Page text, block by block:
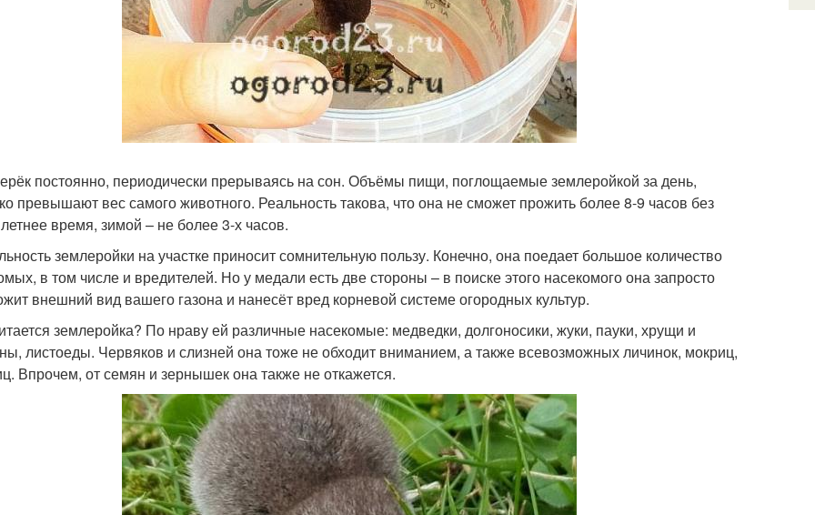
постоянно, периодически прерываясь на сон. Объёмы пищи, поглощаемые землеройкой за день,
превышают вес самого животного. Реальность такова, что она не сможет прожить более 8-9 часов без
время, зимой – не более 3-х часов.
землеройки на участке приносит сомнительную пользу. Конечно, она поедает большое количество
в том числе и вредителей. Но у медали есть две стороны – в поиске этого насекомого она запросто
внешний вид вашего газона и нанесёт вред корневой системе огородных культур.
землеройка? По нраву ей различные насекомые: медведки, долгоносики, жуки, пауки, хрущи и
листоеды. Червяков и слизней она тоже не обходит вниманием, а также всевозможных личинок, мокриц,
Впрочем, от семян и зернышек она также не откажется.